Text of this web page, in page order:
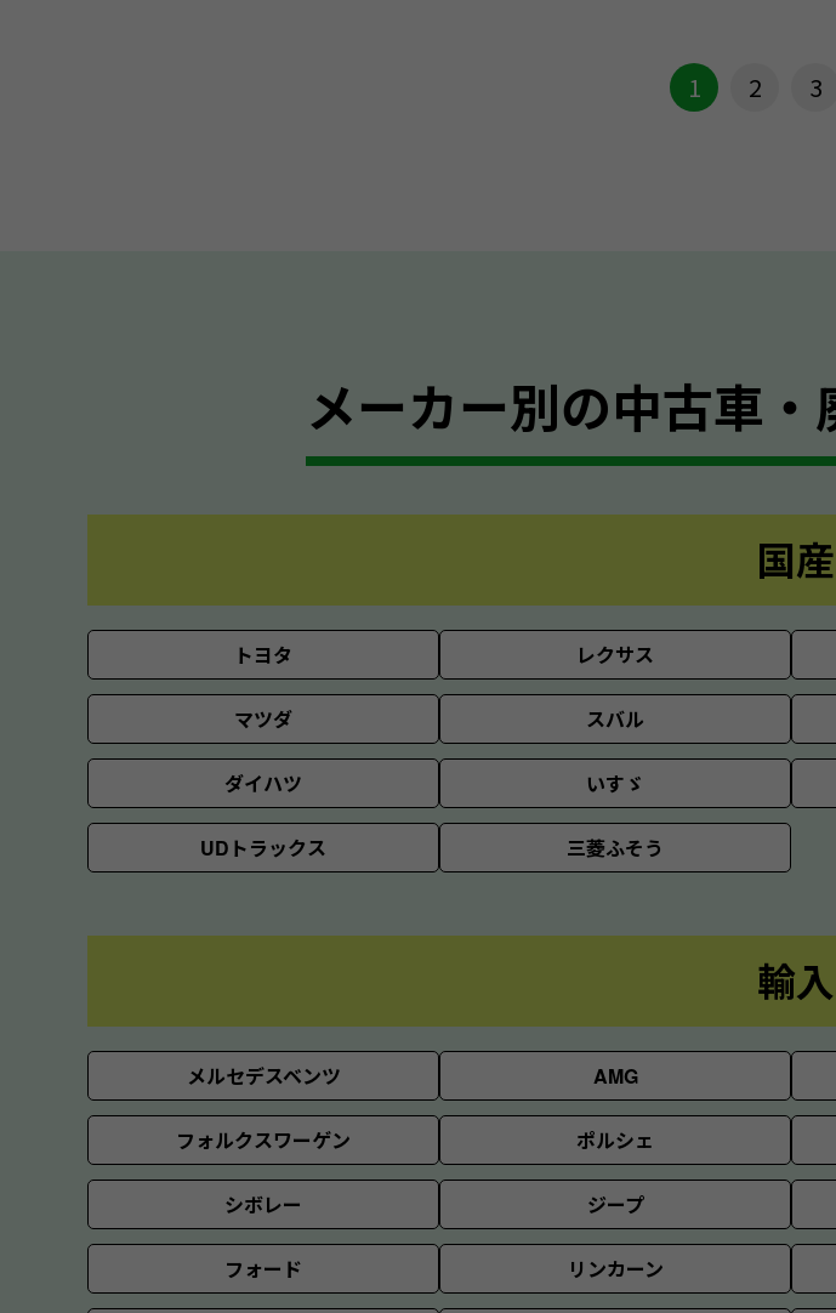
1 2 3
メーカー別の中古車
国
トヨタ レクサス
マツダ スバル
ダイハツ いすゞ
UDトラックス 三菱ふそう
輸
メルセデスベンツ AMG
フォルクスワーゲン ポルシェ
シボレー ジープ
フォード リンカーン